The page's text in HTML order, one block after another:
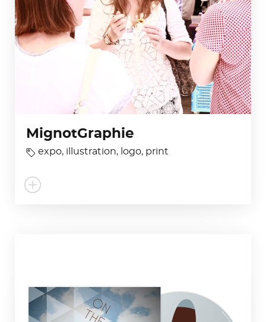
MignotGraphie
expo, illustration, logo, print